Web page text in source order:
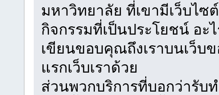
มหาวิทยาลัย ที่เขามีเว็บไซ
กิจกรรมที่เป็นประโยชน์ อะ
เขียนขอบคุณถึงเราบนเว็บ
แรกเว็บเราด้วย
ส่วนพวกบริการที่บอกว่ารับ